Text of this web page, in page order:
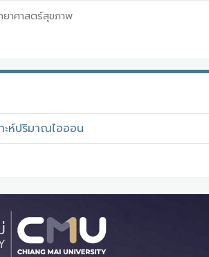
าศาสตร์สุขภาพ
ะห์ปริมาณไอออน